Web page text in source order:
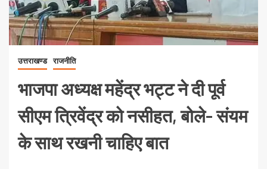
उत्तराखण्ड राजनीति
भाजपा अध्यक्ष महेंद्र भट्ट ने दी पूर्व
सीएम त्रिवेंद्र को नसीहत, बोले- संयम
के साथ रखनी चाहिए बात